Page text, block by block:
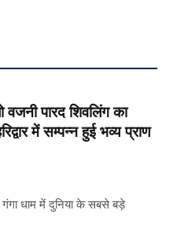
पारद शिवलिंग का
में सम्पन्न हुई भव्य प्राण
गंगा धाम में दुनिया के सबसे बड़े